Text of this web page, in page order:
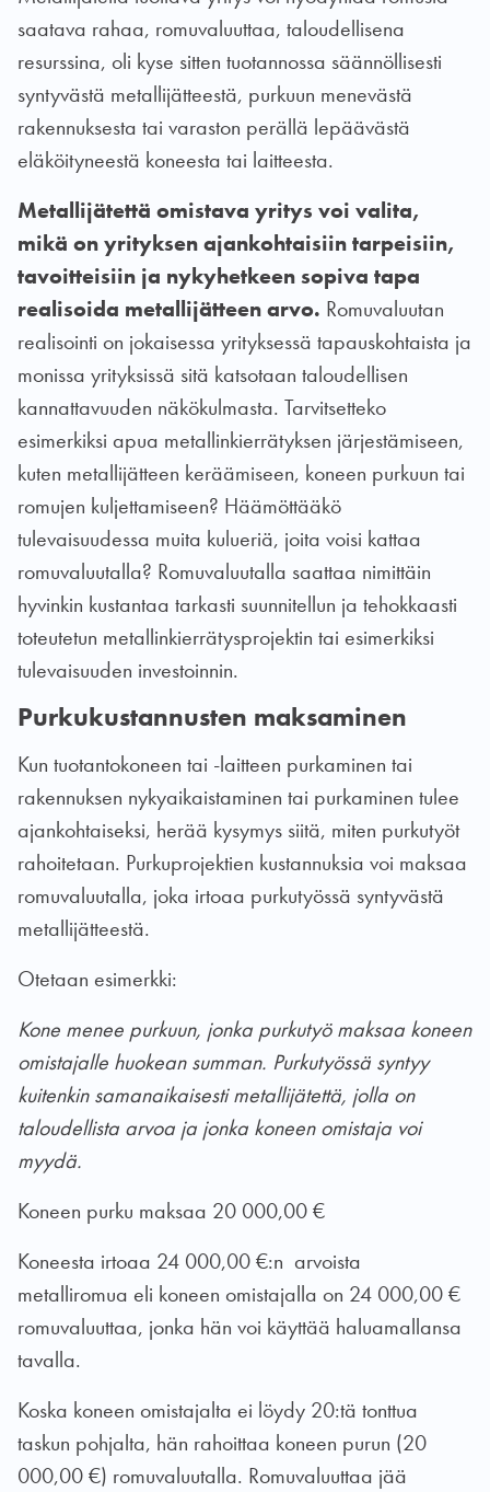
saatava rahaa, romuvaluuttaa, taloudellisena
resurssina, oli kyse sitten tuotannossa säännöllisesti
syntyvästä metallijätteestä, purkuun menevästä
rakennuksesta tai varaston perällä lepäävästä
eläköityneestä koneesta tai laitteesta.
Metallijätettä omistava yritys voi valita,
mikä on yrityksen ajankohtaisiin tarpeisiin,
tavoitteisiin ja nykyhetkeen sopiva tapa
realisoida metallijätteen arvo. Romuvaluutan
realisointi on jokaisessa yrityksessä tapauskohtaista ja
monissa yrityksissä sitä katsotaan taloudellisen
kannattavuuden näkökulmasta. Tarvitsetteko
esimerkiksi apua metallinkierrätyksen järjestämiseen,
kuten metallijätteen keräämiseen, koneen purkuun tai
romujen kuljettamiseen? Häämöttääkö
tulevaisuudessa muita kulueriä, joita voisi kattaa
romuvaluutalla? Romuvaluutalla saattaa nimittäin
hyvinkin kustantaa tarkasti suunnitellun ja tehokkaasti
toteutetun metallinkierrätysprojektin tai esimerkiksi
tulevaisuuden investoinnin.
Purkukustannusten maksaminen
Kun tuotantokoneen tai -laitteen purkaminen tai
rakennuksen nykyaikaistaminen tai purkaminen tulee
ajankohtaiseksi, herää kysymys siitä, miten purkutyöt
rahoitetaan. Purkuprojektien kustannuksia voi maksaa
romuvaluutalla, joka irtoaa purkutyössä syntyvästä
metallijätteestä.
Otetaan esimerkki:
Kone menee purkuun, jonka purkutyö maksaa koneen
omistajalle huokean summan. Purkutyössä syntyy
kuitenkin samanaikaisesti metallijätettä, jolla on
taloudellista arvoa ja jonka koneen omistaja voi
myydä.
Koneen purku maksaa 20 000,00 €
Koneesta irtoaa 24 000,00 €:n arvoista
metalliromua eli koneen omistajalla on 24 000,00 €
romuvaluuttaa, jonka hän voi käyttää haluamallansa
tavalla.
Koska koneen omistajalta ei löydy 20:tä tonttua
taskun pohjalta, hän rahoittaa koneen purun (20
000,00 €) romuvaluutalla. Romuvaluuttaa jää